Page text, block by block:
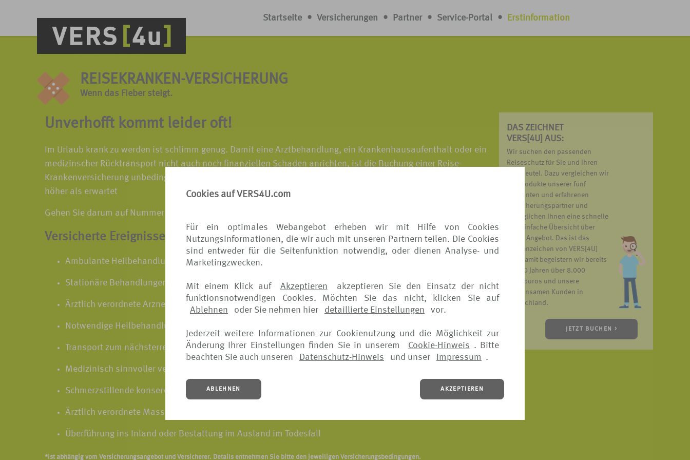
Cookies auf VERS4U.com
Für ein optimales Webangebot erheben wir mit Hilfe von Cookies
Nutzungsinformationen, die wir auch mit unseren Partnern teilen. Die Cookies
sind entweder für die Seitenfunktion notwendig, oder dienen Analyse- und
Marketingzwecken.
Mit einem Klick auf Akzeptieren
akzeptieren Sie den Einsatz der nicht
funktionsnotwendigen Cookies. Möchten Sie das nicht, klicken Sie auf
Ablehnen
oder Sie nehmen hier detaillierte Einstellungen vor.
Jederzeit weitere Informationen zur Cookienutzung und die Möglichkeit zur
Änderung Ihrer Einstellungen finden Sie in unserem
Cookie-Hinweis . Bitte
beachten Sie auch unseren
Datenschutz-Hinweis und unser Impressum .
ABLEHNEN AKZEPTIEREN
Startseite • Versicherungen • Partner • Service-Portal • Erstinformation
REISEKRANKEN-VERSICHERUNG
Wenn das Fieber steigt.
Unverhofft kommt leider oft!
Im Urlaub krank zu werden ist schlimm genug. Damit eine Arztbehandlung, ein Krankenhausaufenthalt oder ein
medizinscher Rücktransport nicht auch noch finanziellen Schaden anrichten, ist die Buchung einer Reise-
Krankenversicherung unbedingt zu empfehlen. Denn häufig sind die Behandlungskosten im Ausland sehr viel
höher als erwartet
Gehen Sie darum auf Nummer sicher und buchen Sie Ihre Reise-Krankenversicherung über VERS[4u].
Versicherte Ereignisse sind zum Beispiel*:
Ambulante Heilbehandlungen beim Arzt
Stationäre Behandlungen im Krankenhaus
Ärztlich verordnete Arznei und Verbandmittel sowie unfallbedingte Hilfsmittel
Notwendige Heilbehandlungen des neugeborenen Kindes bei Frühgeburten im Ausland
Transport zum nächsterreichbaren Krankenhaus und zurück in die Unterkunft
Medizinisch sinnvoller vertretbarer Krankenrücktransport
Schmerzstillende konservierende Zahnbehandlungen einschließlich Zahnfüllungen
Ärztlich verordnete Massagen
Überführung ins Inland oder Bestattung im Ausland im Todesfall
*Ist abhängig vom Versicherungsangebot und Versicherer. Details entnehmen Sie bitte den jeweiligen Versicherungsbedingungen.
DAS ZEICHNET
VERS[4U] AUS:
Wir suchen den passenden
Reiseschutz für Sie und Ihren
Geldbeutel. Dazu vergleichen wir
die Produkte unserer fünf
bekannten und erfahrenen
Versicherungspartner und
ermöglichen Ihnen eine schnelle
und einfache Übersicht über
unser Angebot. Das ist das
Markenzeichen von VERS[4U]
und damit begeistern wir bereits
seit 10 Jahren über 8.000
Reisebüros und unsere
gemeinsamen Kunden in
Deutschland.
JETZT BUCHEN >